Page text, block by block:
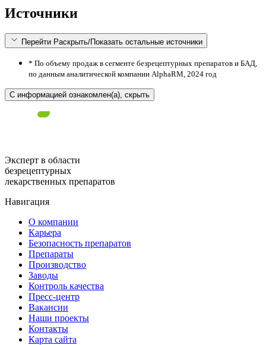
Источники
Перейти Раскрыть/Показать остальные источники
* По объему продаж в сегменте безрецептурных препаратов и БАД,
по данным аналитической компании AlphaRM, 2024 год
С информацией ознакомлен(а), скрыть
Эксперт в области
безрецептурных
лекарственных препаратов
Навигация
О компании
Карьера
Безопасность препаратов
Препараты
Производство
Заводы
Контроль качества
Пресс-центр
Вакансии
Наши проекты
Контакты
Карта сайта